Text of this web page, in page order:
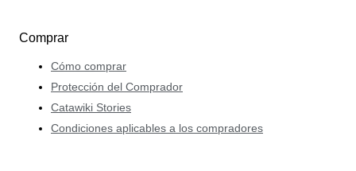
Comprar
Cómo comprar
Protección del Comprador
Catawiki Stories
Condiciones aplicables a los compradores